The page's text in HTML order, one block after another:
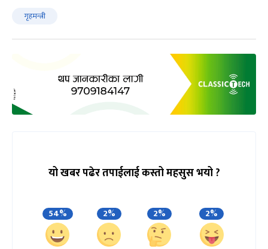
गृहमन्त्री
यो खबर पढेर तपाईलाई कस्तो महसुस भयो ?
54% 2% 2% 2%